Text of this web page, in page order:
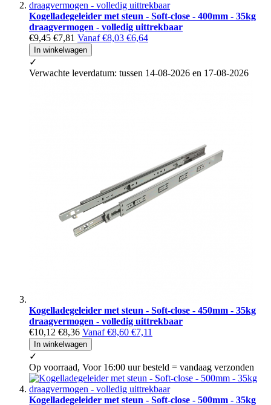
Kogelladegeleider met steun - Soft-close - 400mm - 35kg
draagvermogen - volledig uittrekbaar
€9,45 €7,81 Vanaf €8,03 €6,64
In winkelwagen
✓
Verwachte leverdatum: tussen 14-08-2026 en 17-08-2026
Kogelladegeleider met steun - Soft-close - 450mm - 35kg
draagvermogen - volledig uittrekbaar
€10,12 €8,36 Vanaf €8,60 €7,11
In winkelwagen
✓
Op voorraad, Voor 16:00 uur besteld = vandaag verzonden
Kogelladegeleider met steun - Soft-close - 500mm - 35kg